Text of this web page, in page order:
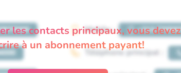
les contacts principaux, vous devez
à un abonnement payant!